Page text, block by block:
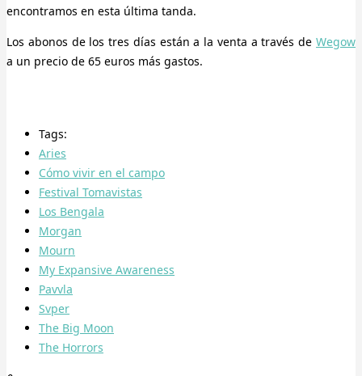
encontramos en esta última tanda.
Los abonos de los tres días están a la venta a través de Wegow
a un precio de 65 euros más gastos.
Tags:
Aries
Cómo vivir en el campo
Festival Tomavistas
Los Bengala
Morgan
Mourn
My Expansive Awareness
Pavvla
Svper
The Big Moon
The Horrors